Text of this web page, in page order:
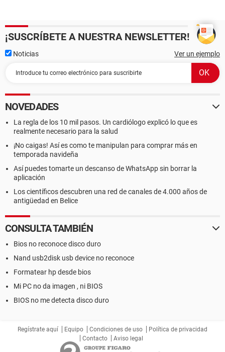
¡SUSCRÍBETE A NUESTRA NEWSLETTER!
Noticias Ver un ejemplo
NOVEDADES
La regla de los 10 mil pasos. Un cardiólogo explicó lo que es
realmente necesario para la salud
¡No caigas! Así es como te manipulan para comprar más en
temporada navideña
Así puedes tomarte un descanso de WhatsApp sin borrar la
aplicación
Los científicos descubren una red de canales de 4.000 años de
antigüedad en Belice
CONSULTA TAMBIÉN
Bios no reconoce disco duro
Nand usb2disk usb device no reconoce
Formatear hp desde bios
Mi PC no da imagen , ni BIOS
BIOS no me detecta disco duro
Regístrate aquí Equipo Condiciones de uso
Política de privacidad
Contacto
Aviso legal